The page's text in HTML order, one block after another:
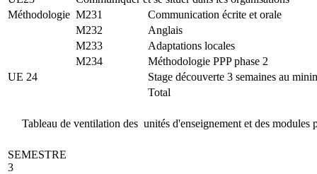
Méthodologie M231
Communication écrite et orale
M232
Anglais
M233
Adaptations locales
M234
Méthodologie PPP phase 2
UE 24
Stage découverte 3 semaines au
Total
Tableau de ventilation des unités d'enseignement et des modules
SEMESTRE
3